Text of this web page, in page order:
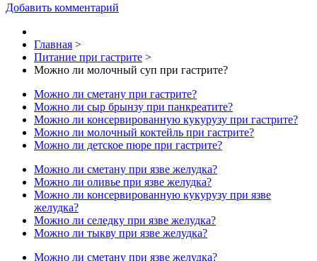
Добавить комментарий
Главная >
Питание при гастрите >
Можно ли молочный суп при гастрите?
Можно ли сметану при гастрите?
Можно ли сыр брынзу при панкреатите?
Можно ли консервированную кукурузу при гастрите?
Можно ли молочный коктейль при гастрите?
Можно ли детское пюре при гастрите?
Можно ли сметану при язве желудка?
Можно ли оливье при язве желудка?
Можно ли консервированную кукурузу при язве
желудка?
Можно ли селедку при язве желудка?
Можно ли тыкву при язве желудка?
Можно ли сметану при язве желудка?